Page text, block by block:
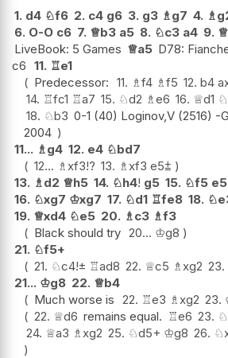
1. d4 ♘f6 2. c4 g6 3. g3 ♗g7 4. ♗
6. O-O c6 7. ♕b3 a5 8. ♘c3 a4 9. ♕
LiveBook: 5 Games ♕a5 D78:
c6 11. ♖e1
Predecessor: 11. ♗f4 ♗f5 12. b4
14. ♖fc1 ♖a7 15. ♘d2 ♗e6 16. ♕d1 ♘
18. ♘b3 0-1 (40) Loginov,V (2516) -
2004
11... ♗g4 12. e4 ♘bd7
12... ♗xf3!? 13. ♗xf3 e5⩲
13. ♗d2 ♕h5 14. ♘h4! g5 15. ♘f5 e5
16. ♘xg7 ♔xg7 17. ♘d1 ♖fe8 18. ♘
19. ♕xd4 ♘e5 20. ♗c3 ♗f3
Black should try 20... ♔g8
21. ♘f5+
21. ♘c4!± ♖ad8 22. ♕c5 ♗xg2 23.
21... ♔g8 22. ♕b4
Much worse is 22. ♖e3 ♗xg2 23.
22. ♕d6 remains equal. ♖e6 23. ♘
24. ♕a3 ♗xg2 25. ♘d5+ ♔g8 26. ♘